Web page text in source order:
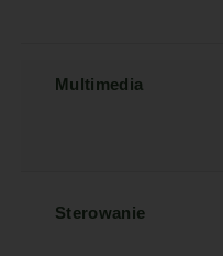
Multimedia
Sterowanie